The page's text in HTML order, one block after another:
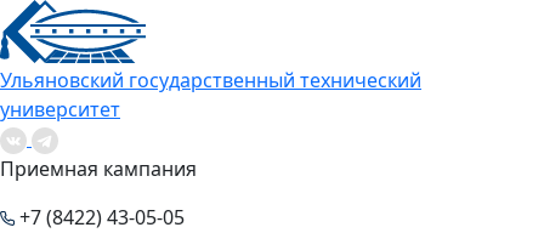
Ульяновский государственный технический
университет
Приемная кампания
+7 (8422) 43-05-05